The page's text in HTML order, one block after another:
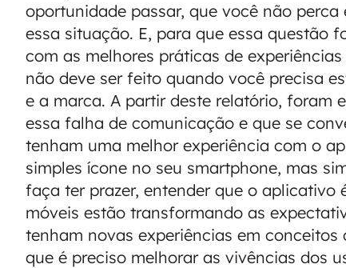
oportunidade passar, que você não
essa situação. E, para que essa questão
com as melhores práticas de
não deve ser feito quando você precisa
e a marca. A partir deste relatório, foram
essa falha de comunicação e que se
tenham uma melhor experiência com o
simples ícone no seu smartphone, mas
faça ter prazer, entender que o aplicativo
móveis estão transformando as
tenham novas experiências em
que é preciso melhorar as vivências dos